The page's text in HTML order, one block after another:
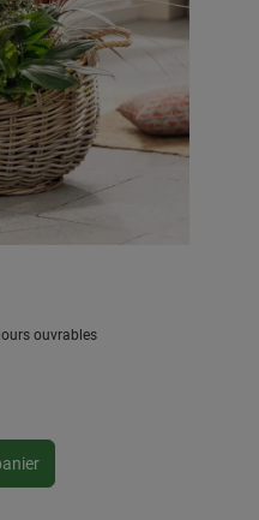
ouvrables
la quantité